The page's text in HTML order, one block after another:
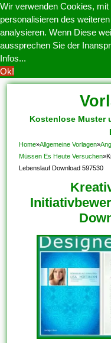
Wir verwenden Cookies,
personalisieren des
analysieren. Wenn Diese
aussprechen Sie der
Infos...
Ok!
Kostenlose Muster
Home»Allgemeine Vorlagen»
Müssen Es Heute Versuchen»
Lebenslauf Download 597530